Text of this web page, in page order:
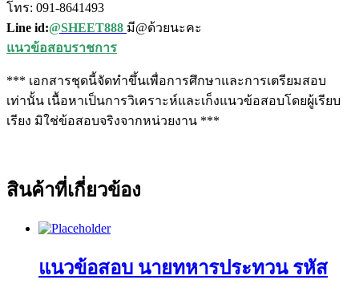
โทร: 091-8641493
Line id:@SHEET888 มี@ด้วยนะคะ
แนวข้อสอบราชการ
*** เอกสารชุดนี้จัดทำขึ้นเพื่อการศึกษาและการเตรียมสอบ
เท่านั้น เนื้อหาเป็นการวิเคราะห์และเก็งแนวข้อสอบโดยผู้เรียบ
เรียง มิใช่ข้อสอบจริงจากหน่วยงาน ***
สินค้าที่เกี่ยวข้อง
แนวข้อสอบ นายทหารประทวน รหัส